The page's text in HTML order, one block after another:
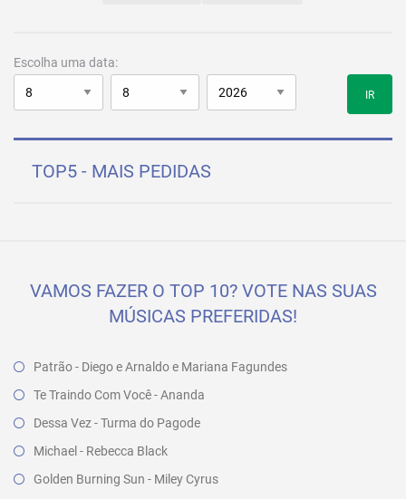
Escolha uma data:
IR
TOP5 - MAIS PEDIDAS
VAMOS FAZER O TOP 10? VOTE NAS SUAS
MÚSICAS PREFERIDAS!
Patrão - Diego e Arnaldo e Mariana Fagundes
Te Traindo Com Você - Ananda
Dessa Vez - Turma do Pagode
Michael - Rebecca Black
Golden Burning Sun - Miley Cyrus